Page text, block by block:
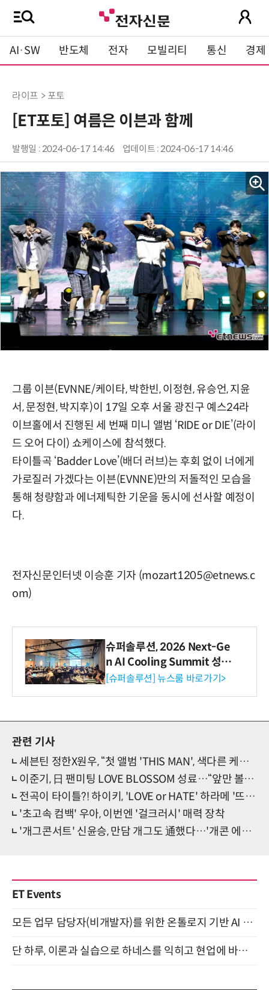
AI·SW 반도체 전자 모빌리티 통신 경제
라이프 > 포토
[ET포토] 여름은 이븐과 함께
발행일 : 2024-06-17 14:46 업데이트 : 2024-06-17 14:46
그룹 이븐(EVNNE/케이타, 박한빈, 이정현, 유승언, 지윤
서, 문정현, 박지후)이 17일 오후 서울 광진구 예스24라
이브홀에서 진행된 세 번째 미니 앨범 ‘RIDE or DIE’(라이
드 오어 다이) 쇼케이스에 참석했다.
타이틀곡 ‘Badder Love’(배더 러브)는 후회 없이 너에게
가로질러 가겠다는 이븐(EVNNE)만의 저돌적인 모습을
통해 청량함과 에너제틱한 기운을 동시에 선사할 예정이
다.
전자신문인터넷 이승훈 기자 (mozart1205@etnews.c
om)
슈퍼솔루션, 2026 Next-Ge
n AI Cooling Summit 성황
리 성료
[슈퍼솔루션] 뉴스룸 바로가기>
관련 기사
세븐틴 정한X원우, “첫 앨범 'THIS MAN', 색다른 케미 더한 새 도시전설”
이준기, 日 팬미팅 LOVE BLOSSOM 성료…“앞만 볼 수 있게 하는 팬의 힘”
전곡이 타이틀?! 하이키, 'LOVE or HATE' 하라메 '뜨거운 반응'
'초고속 컴백' 우아, 이번엔 '걸크러시' 매력 장착
'개그콘서트' 신윤승, 만담 개그도 通했다…'개콘 에이스' 등극
ET Events
모든 업무 담당자(비개발자)를 위한 온톨로지 기반 AI 지식체계 설계 1-day 워크숍 8월 20일 개최
단 하루, 이론과 실습으로 하네스를 익히고 현업에 바로 쓰는 핸즈온 워크숍 (8/20)